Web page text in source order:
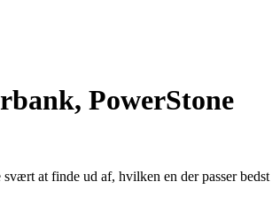
PowerStone
at finde ud af, hvilken en der passer bedst